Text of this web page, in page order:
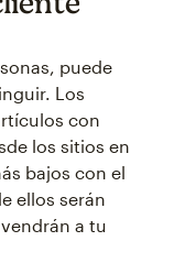
puede
Los
con
los sitios en
bajos con el
ellos serán
a tu